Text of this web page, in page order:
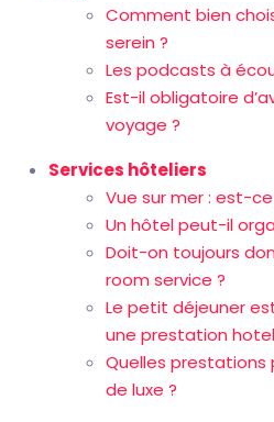
Comment bien
serein ?
Les podcasts à
Est-il obligatoire
voyage ?
Services hôteliers
Vue sur mer : est-
Un hôtel peut-il
Doit-on toujours
room service ?
Le petit déjeuner
une prestation
Quelles prestations
de luxe ?